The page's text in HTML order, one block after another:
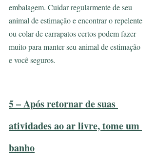
embalagem. Cuidar regularmente de seu
animal de estimação e encontrar o repelente
ou colar de carrapatos certos podem fazer
muito para manter seu animal de estimação
e você seguros.
5 – Após retornar de suas
atividades ao ar livre, tome um
banho